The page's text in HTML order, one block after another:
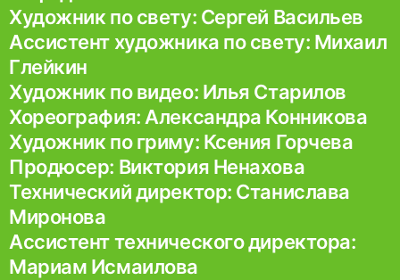
Художник по свету: Сергей Васильев
Ассистент художника по свету: Михаил
Глейкин
Художник по видео: Илья Старилов
Хореография: Александра Конникова
Художник по гриму: Ксения Горчева
Продюсер: Виктория Ненахова
Технический директор: Станислава
Миронова
Ассистент технического директора:
Мариам Исмаилова